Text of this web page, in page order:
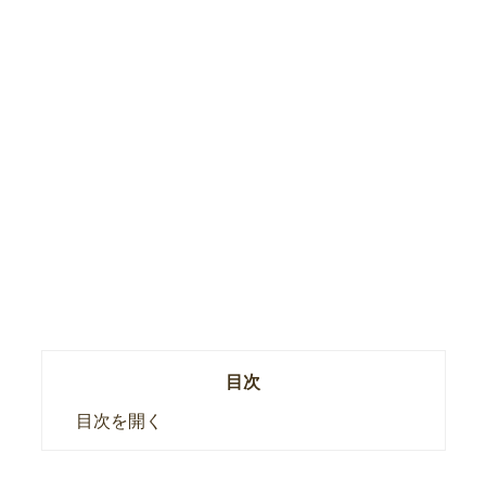
目次
目次を開く